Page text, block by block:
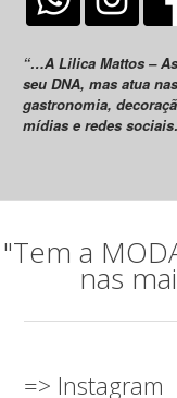
“…A Lilica Mattos –
seu DNA, mas atua
gastronomia,
mídias e redes
"Tem a
nas
=> Instagram